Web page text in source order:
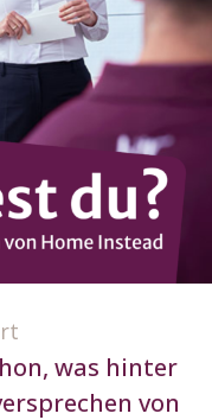
was hinter
von